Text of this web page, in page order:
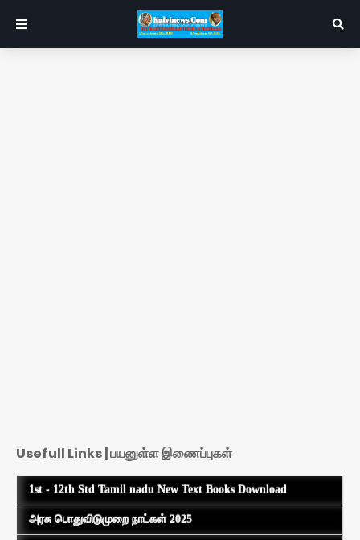
Usefull Links | பயனுள்ள இணைப்புகள்
1st - 12th Std Tamil nadu New Text Books Download
அரசு பொதுவிடுமுறை நாட்கள் 2025